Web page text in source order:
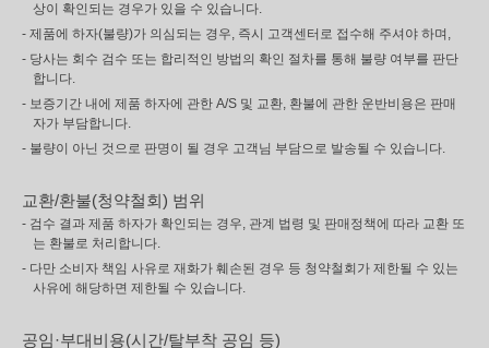
상이 확인되는 경우가 있을 수 있습니다.
- 제품에 하자(불량)가 의심되는 경우, 즉시 고객센터로 접수해 주셔야 하며,
- 당사는 회수 검수 또는 합리적인 방법의 확인 절차를 통해 불량 여부를 판단
합니다.
- 보증기간 내에 제품 하자에 관한 A/S 및 교환, 환불에 관한 운반비용은 판매
자가 부담합니다.
- 불량이 아닌 것으로 판명이 될 경우 고객님 부담으로 발송될 수 있습니다.
교환/환불(청약철회) 범위
- 검수 결과 제품 하자가 확인되는 경우, 관계 법령 및 판매정책에 따라 교환 또
는 환불로 처리합니다.
- 다만 소비자 책임 사유로 재화가 훼손된 경우 등 청약철회가 제한될 수 있는
사유에 해당하면 제한될 수 있습니다.
공임·부대비용(시간/탈부착 공임 등)